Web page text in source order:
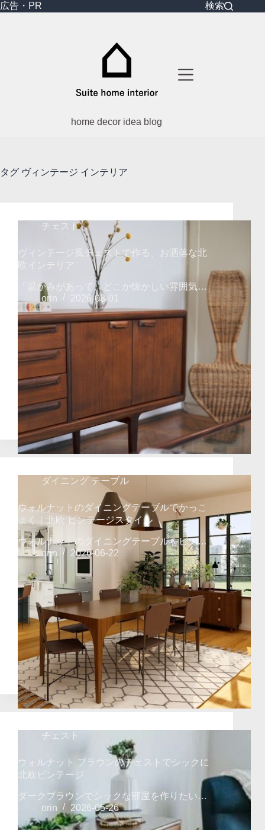
コ
広告・PR 検索
home decor idea blog
タグ ヴィンテージ インテリア
チェスト
ヴィンテージ風チェストで作る、お洒落な北
欧インテリア
「温かみがあって、どこか懐かしい雰囲気…
orin
2026-08-01
ダイニング テーブル
ウォルナットのダイニングテーブルでかっこ
よく｜北欧 ビンテージスタイル
ウォルナットのダイニングテーブルをビン…
orin
2026-06-22
チェスト
ウォルナット ブラウンのチェストでシックに
北欧ビンテージ
ダークブラウンでシックな部屋を作りたい…
orin
2026-05-26